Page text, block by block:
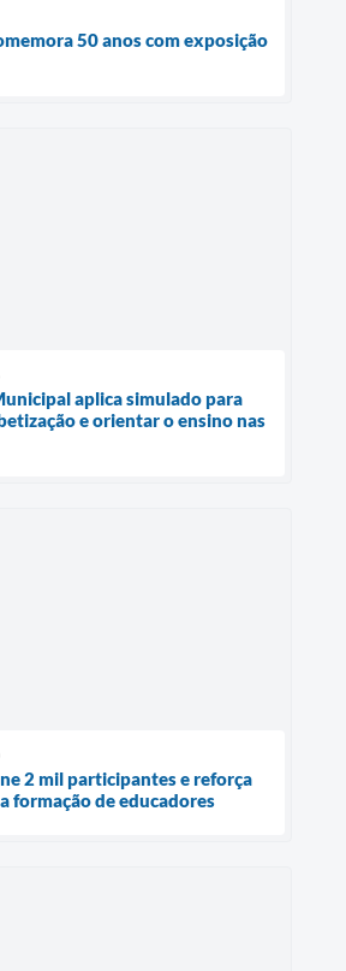
50 anos com exposição
aplica simulado para
e orientar o ensino nas
2 mil participantes e reforça
formação de educadores